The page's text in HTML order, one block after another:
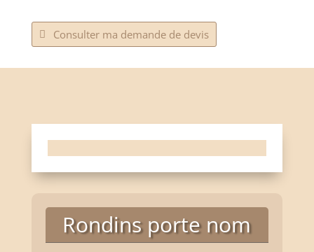
Consulter ma demande de devis
Rondins porte nom